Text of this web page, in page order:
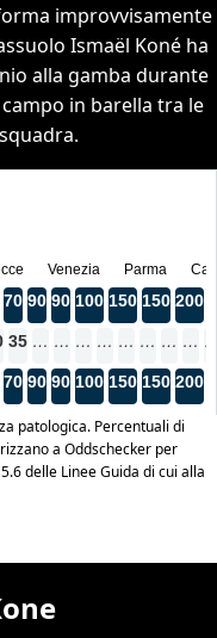
improvvisamente
Ismaël Koné ha
alla gamba durante
in barella tra le